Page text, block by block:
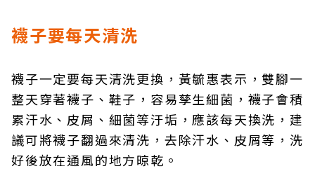
襪子要每天清洗
襪子一定要每天清洗更換，黃毓惠表示，雙腳一
整天穿著襪子、鞋子，容易孳生細菌，襪子會積
累汗水、皮屑、細菌等汙垢，應該每天換洗，建
議可將襪子翻過來清洗，去除汗水、皮屑等，洗
好後放在通風的地方晾乾。